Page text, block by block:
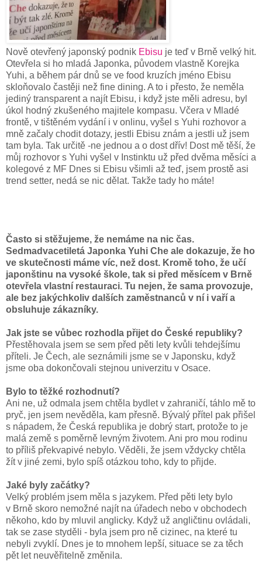
Nově otevřený japonský podnik Ebisu je teď v Brně velký hit.
Otevřela si ho mladá Japonka, původem vlastně Korejka
Yuhi, a během pár dnů se ve food kruzích jméno Ebisu
skloňovalo častěji než fine dining. A to i přesto, že neměla
jediný transparent a najít Ebisu, i když jste měli adresu, byl
úkol hodný zkušeného majitele kompasu. Včera v Mladé
frontě, v tištěném vydání i v onlinu, vyšel s Yuhi rozhovor a
mně začaly chodit dotazy, jestli Ebisu znám a jestli už jsem
tam byla. Tak určitě -ne jednou a o dost dřív! Dost mě těší, že
můj rozhovor s Yuhi vyšel v Instinktu už před dvěma měsíci a
kolegové z MF Dnes si Ebisu všimli až teď, jsem prostě asi
trend setter, nedá se nic dělat. Takže tady ho máte!
Často si stěžujeme, že nemáme na nic čas.
Sedmadvacetiletá Japonka Yuhi Che ale dokazuje, že ho
ve skutečnosti máme víc, než dost. Kromě toho, že učí
japonštinu na vysoké škole, tak si před měsícem v Brně
otevřela vlastní restauraci. Tu nejen, že sama provozuje,
ale bez jakýchkoliv dalších zaměstnanců v ní i vaří a
obsluhuje zákazníky.
Jak jste se vůbec rozhodla přijet do České republiky?
Přestěhovala jsem se sem před pěti lety kvůli tehdejšímu
příteli. Je Čech, ale seznámili jsme se v Japonsku, když
jsme oba dokončovali stejnou univerzitu v Osace.
Bylo to těžké rozhodnutí?
Ani ne, už odmala jsem chtěla bydlet v zahraničí, táhlo mě to
pryč, jen jsem nevěděla, kam přesně. Bývalý přítel pak přišel
s nápadem, že Česká republika je dobrý start, protože to je
malá země s poměrně levným životem. Ani pro mou rodinu
to příliš překvapivé nebylo. Věděli, že jsem vždycky chtěla
žít v jiné zemi, bylo spíš otázkou toho, kdy to přijde.
Jaké byly začátky?
Velký problém jsem měla s jazykem. Před pěti lety bylo
v Brně skoro nemožné najít na úřadech nebo v obchodech
někoho, kdo by mluvil anglicky. Když už angličtinu ovládali,
tak se zase styděli - byla jsem pro ně cizinec, na které tu
nebyli zvyklí. Dnes je to mnohem lepší, situace se za těch
pět let neuvěřitelně změnila.